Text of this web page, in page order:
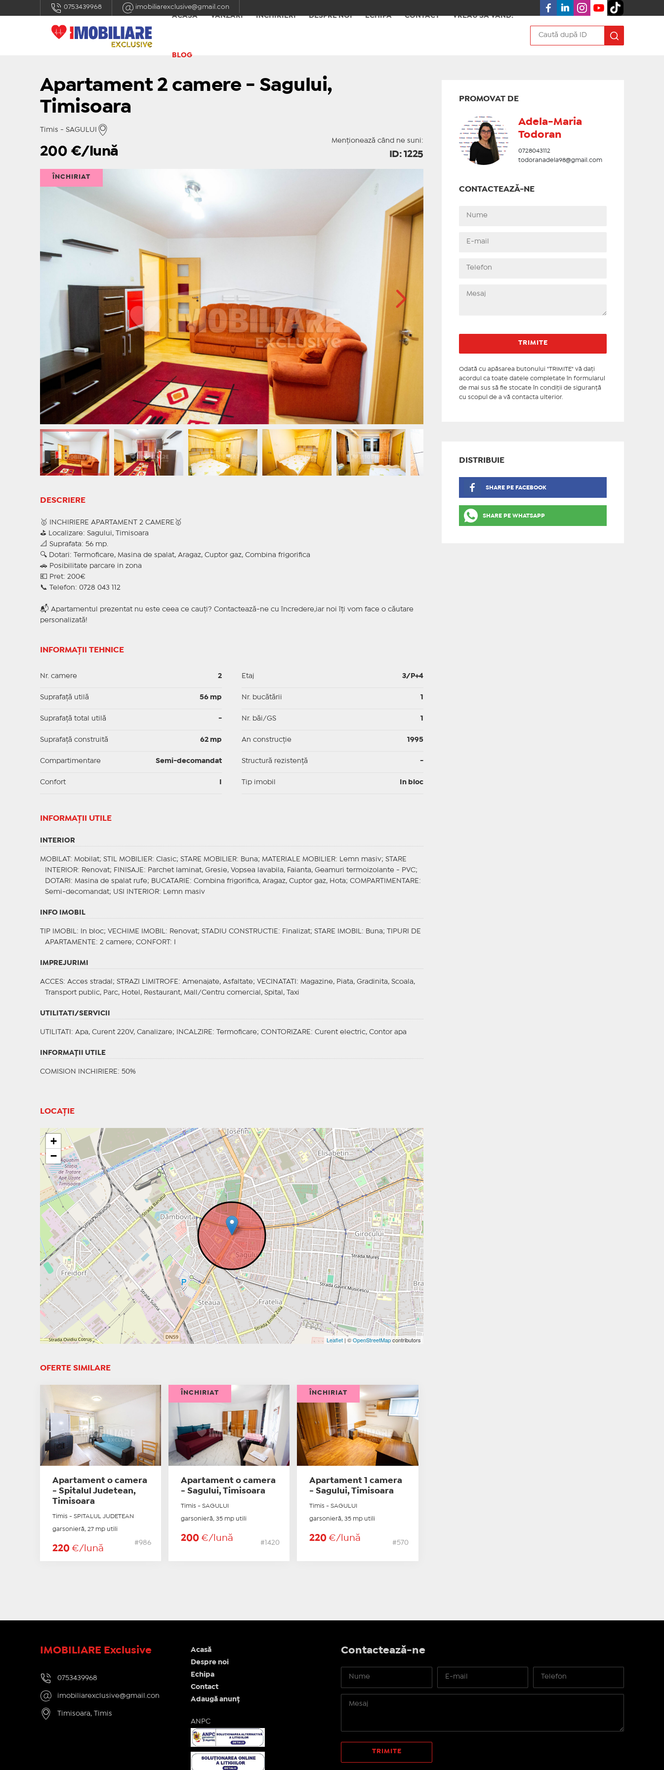
0753439968
imobiliarexclusive@gmail.con
ACASĂ
VÂNZĂRI ÎNCHIRIERI DESPRE NOI ECHIPA CONTACT VREAU SA VÂND!
BLOG
Apartament 2 camere - Sagului,
Timisoara
Timis - SAGULUI
Menționează când ne suni:
200 €/lună ID: 1225
ÎNCHIRIAT
DESCRIERE
🥇 INCHIRIERE APARTAMENT 2 CAMERE🥇
⛳ Localizare: Sagului, Timisoara
📐 Suprafata: 56 mp.
🔍 Dotari: Termoficare, Masina de spalat, Aragaz, Cuptor gaz, Combina frigorifica
🚗 Posibilitate parcare in zona
💶 Pret: 200€
📞 Telefon: 0728 043 112
📬 Apartamentul prezentat nu este ceea ce cauți? Contactează-ne cu încredere,iar noi îți vom face o căutare
personalizată!
INFORMAȚII TEHNICE
Nr. camere 2
Suprafaţă utilă 56 mp
Suprafaţă total utilă -
Suprafaţă construită 62 mp
Compartimentare Semi-decomandat
Confort
Etaj 3/P+4
Nr. bucătării
Nr. băi/GS
An construcție 1995
Structură rezistență -
Tip imobil In bloc
INFORMAŢII UTILE
INTERIOR
MOBILAT : Mobilat; STIL MOBILIER: Clasic; STARE MOBILIER: Buna; MATERIALE MOBILIER: Lemn masiv; STARE
INTERIOR: Renovat; FINISAJE : Parchet laminat, Gresie, Vopsea lavabila, Faianta, Geamuri termoizolante - PVC;
DOTARI : Masina de spalat rufe; BUCATARIE : Combina frigorifica, Aragaz, Cuptor gaz, Hota; COMPARTIMENTARE :
Semi-decomandat; USI INTERIOR: Lemn masiv
INFO IMOBIL
TIP IMOBIL : In bloc; VECHIME IMOBIL : Renovat; STADIU CONSTRUCTIE : Finalizat; STARE IMOBIL : Buna;
TIPURI DE
APARTAMENTE : 2 camere; CONFORT : I
IMPREJURIMI
ACCES: Acces stradal; STRAZI LIMITROFE : Amenajate, Asfaltate; VECINATATI
: Magazine, Piata, Gradinita, Scoala,
Transport public, Parc, Hotel, Restaurant, Mall/Centru comercial, Spital, Taxi
UTILITATI/SERVICII
UTILITATI : Apa, Curent 220V, Canalizare; INCALZIRE : Termoficare; CONTORIZARE : Curent electric, Contor apa
INFORMAŢII UTILE
COMISION INCHIRIERE: 50%
LOCAȚIE
+
−
Leaflet| ©OpenStreetMapcontributors
PROMOVAT DE
Adela-Maria
Todoran
0728043112
todoranadela98@gmail.com
CONTACTEAZĂ-NE
Odată cu apăsarea butonului "TRIMITE" vă daţi
acordul ca toate datele completate în formularul
de mai sus să fie stocate în condiţii de siguranţă
cu scopul de a vă contacta ulterior.
DISTRIBUIE
SHARE PE FACEBOOK
SHARE PE WHATSAPP
OFERTE SIMILARE
Apartament o camera
- Spitalul Judetean,
Timisoara
Timis - SPITALUL JUDETEAN
garsonieră, 27 mp utili
220 €/lună
#986
Apartament o camera
- Sagului, Timisoara
Timis - SAGULUI
garsonieră, 35 mp utili
200€/lună
#1420
ÎNCHIRIAT
Apartament 1 camera
- Sagului, Timisoara
Timis - SAGULUI
garsonieră, 35 mp utili
220€/lună
#570
ÎNCHIRIAT
IMOBILIARE Exclusive
0753439968
imobiliarexclusive@gmail.con
Timisoara, Timis
Acasă
Despre noi
Echipa
Contact
Adaugă anunț
ANPC
Contactează-ne